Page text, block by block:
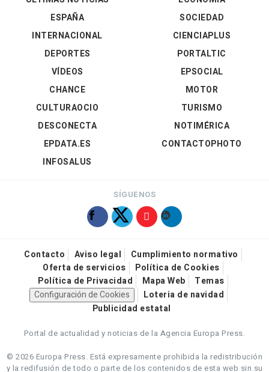
ESPAÑA
INTERNACIONAL
DEPORTES
VÍDEOS
SOCIEDAD
CIENCIAPLUS
PORTALTIC
EPSOCIAL
CHANCE
CULTURAOCIO
DESCONECTA
EPDATA.ES
INFOSALUS
MOTOR
TURISMO
NOTIMÉRICA
CONTACTOPHOTO
SÍGUENOS
Contacto Aviso legal
Cumplimiento normativo
Oferta de servicios
Política de Cookies
Política de Privacidad
Mapa Web
Temas
Configuración de Cookies
Loteria de navidad
Publicidad estatal
Portal de actualidad y noticias de la Agencia Europa Press.
© 2026 Europa Press. Está expresamente prohibida la redistribución
y la redifusión de todo o parte de los contenidos de esta web sin su